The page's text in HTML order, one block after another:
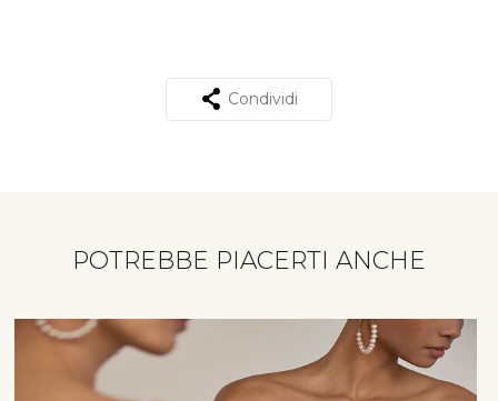
Condividi
POTREBBE PIACERTI ANCHE